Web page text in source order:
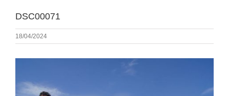
DSC00071
18/04/2024